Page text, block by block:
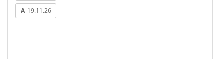
A 19.11.26